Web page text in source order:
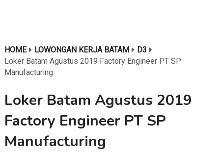
HOME LOWONGAN KERJA BATAM
D3
Loker Batam Agustus 2019 Factory Engineer PT SP
Manufacturing
Loker Batam Agustus 2019
Factory Engineer PT SP
Manufacturing